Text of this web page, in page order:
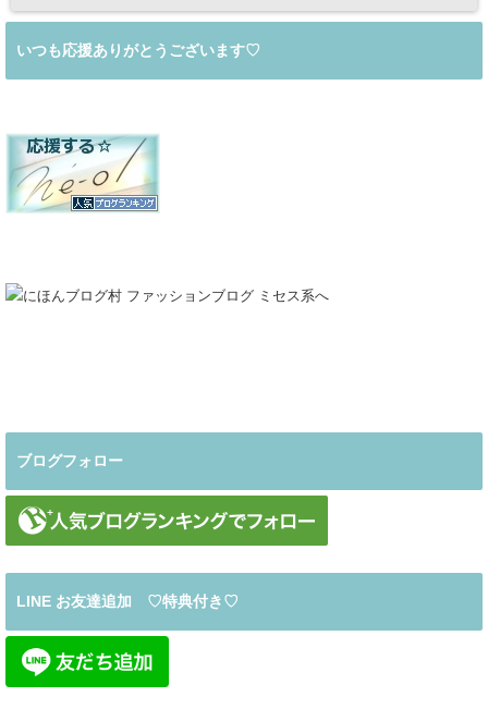
いつも応援ありがとうございます♡
ブログフォロー
LINE お友達追加 ♡特典付き♡